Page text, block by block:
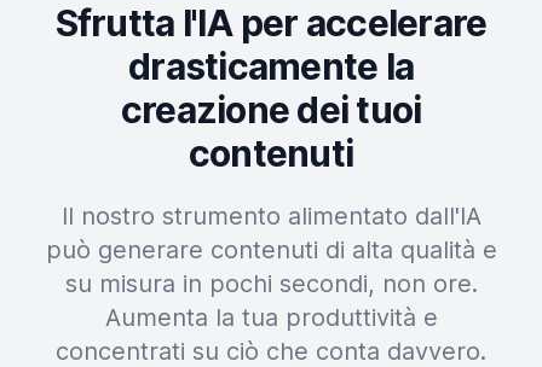
Sfrutta l'IA per accelerare
drasticamente la
creazione dei tuoi
contenuti
Il nostro strumento alimentato dall'IA
può generare contenuti di alta qualità e
su misura in pochi secondi, non ore.
Aumenta la tua produttività e
concentrati su ciò che conta davvero.